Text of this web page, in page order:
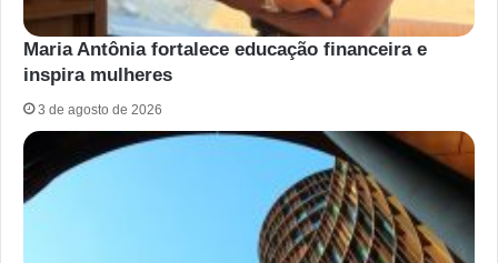
Maria Antônia fortalece educação financeira e
inspira mulheres
3 de agosto de 2026